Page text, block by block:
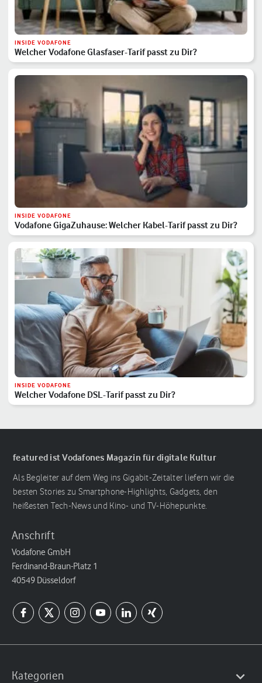
INSIDE VODAFONE
Welcher Vodafone Glasfaser-Tarif passt zu Dir?
INSIDE VODAFONE
Vodafone GigaZuhause: Welcher Kabel-Tarif passt zu Dir?
INSIDE VODAFONE
Welcher Vodafone DSL-Tarif passt zu Dir?
featured ist Vodafones Magazin für digitale Kultur
Als Begleiter auf dem Weg ins Gigabit-Zeitalter liefern wir die
besten Stories zu Smartphone-Highlights, Gadgets, den
heißesten Tech-News und Kino- und TV-Höhepunkte.
Anschrift
Vodafone GmbH
Ferdinand-Braun-Platz 1
40549 Düsseldorf
Kategorien